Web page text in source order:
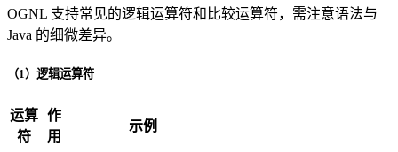
OGNL 支持常见的逻辑运算符和比较运算符，需注意语法与
Java 的细微差异。
（1）逻辑运算符
运算
符
作
用
示例